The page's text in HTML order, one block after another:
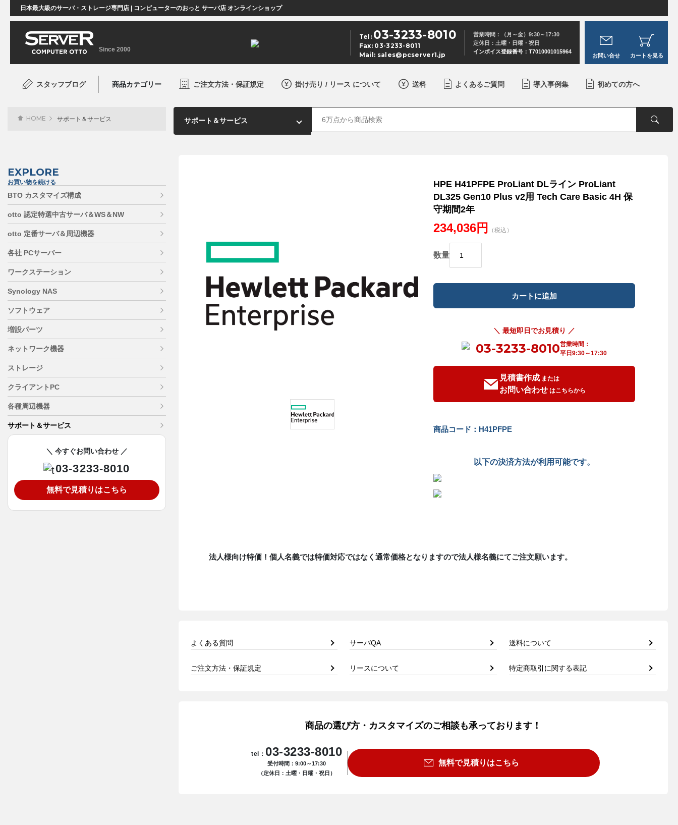
日本最大級のサーバ・ストレージ専門店 | コンピューターのおっと サーバ店 オンラインショップ
Since 2000
Tel: 03-3233-8010
Fax: 03-3233-8011
Mail: sales@pcserver1.jp
営業時間：（月～金）9:30～17:30
定休日：土曜・日曜・祝日
インボイス登録番号：T7010001015964
お問い合せ カートを見る
スタッフブログ 商品カテゴリー ご注文方法・保証規定 掛け売り / リース について 送料 よくあるご質問 導入事例集 初めての方へ
HPE H41PFPE ProLiant DLライン ProLiant
DL325 Gen10 Plus v2用 Tech Care Basic 4H 保
守期間2年
234,036円 （税込）
数量
＼ 最短即日でお見積り ／
03-3233-8010営業時間：
平日9:30～17:30
見積書作成 または
お問い合わせ はこちらから
商品コード：H41PFPE
以下の決済方法が利用可能です。
法人様向け特価！個人名義では特価対応ではなく通常価格となりますので法人様名義にてご注文願います。
よくある質問 サーバQA 送料について
ご注文方法・保証規定 リースについて 特定商取引に関する表記
商品の選び方・カスタマイズのご相談も承っております！
tel： 03-3233-8010
受付時間：9:00～17:30
（定休日：土曜・日曜・祝日）
無料で見積りはこちら
HOME サポート＆サービス
EXPLORE
お買い物を続ける
BTO カスタマイズ構成
otto 認定特選中古サーバ＆WS＆NW
otto 定番サーバ＆周辺機器
各社 PCサーバー
ワークステーション
Synology NAS
ソフトウェア
増設パーツ
ネットワーク機器
ストレージ
クライアントPC
各種周辺機器
サポート＆サービス
＼ 今すぐお問い合わせ ／
03-3233-8010
無料で見積りはこちら